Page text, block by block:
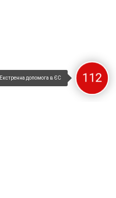
Екстренна допомога в ЄС 112